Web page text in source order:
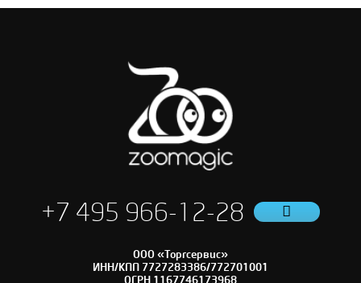
+7 495 966-12-28
ООО «Торгсервис»
ИНН/КПП 7727283386/772701001
ОГРН 1167746173968